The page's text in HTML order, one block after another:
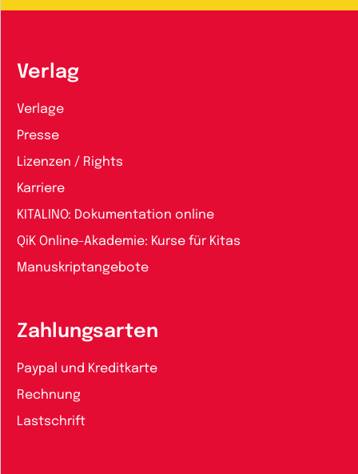
Verlag
Verlage
Presse
Lizenzen / Rights
Karriere
KITALINO: Dokumentation online
QiK Online-Akademie: Kurse für Kitas
Manuskriptangebote
Zahlungsarten
Paypal und Kreditkarte
Rechnung
Lastschrift